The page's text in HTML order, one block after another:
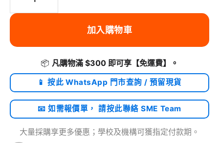
加入購物車
📦 凡購物滿 $300 即可享 【免運費】 。
📱 按此 WhatsApp 門市查詢 / 預留現貨
📧 如需報價單， 請按此聯絡 SME Team
大量採購享更多優惠；學校及機構可獲指定付款期。